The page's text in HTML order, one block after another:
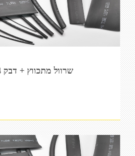
שרוול מתכווץ + דבק 12.7-4